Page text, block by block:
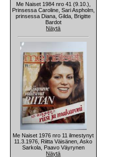
Me Naiset 1984 nro 41 (9.10.),
Prinsessa Caroline, Sari Aspholm,
prinsessa Diana, Gilda, Brigitte
Bardot
Näytä
Me Naiset 1976 nro 11 ilmestynyt
11.3.1976, Riitta Väisänen, Asko
Sarkola, Paavo Väyrynen
Näytä